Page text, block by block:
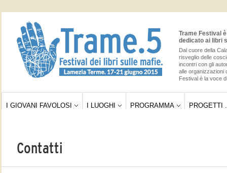
Trame Festival
dedicato ai libri
Dal cuore della
risveglio delle
incontri con gli
alle organizzazioni
Festival è la voce
I GIOVANI FAVOLOSI I LUOGHI PROGRAMMA PROGETTI .
Contatti